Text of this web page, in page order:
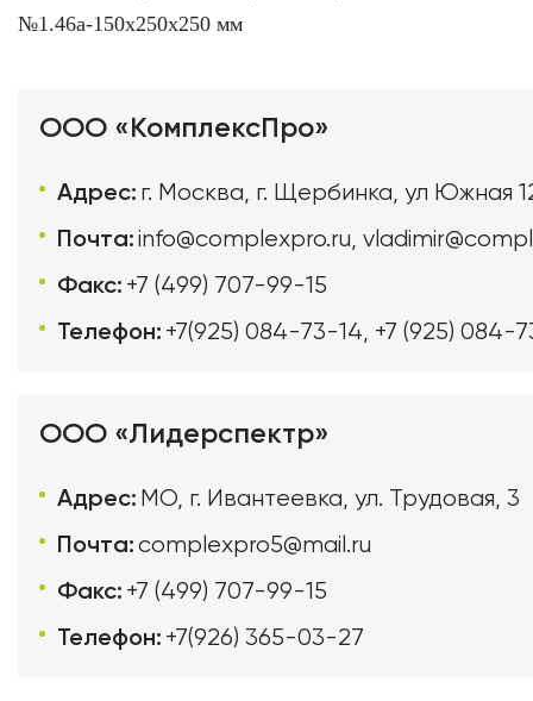
№1.46а-150х250х250 мм
ООО «КомплексПро»
Адрес: г. Москва, г. Щербинка, ул Южная
Почта:info@complexpro.ru,
Факс: +7 (499) 707-99-15
Телефон: +7(925) 084-73-14, +7 (925) 084-
ООО «Лидерспектр»
Адрес: МО, г. Ивантеевка, ул. Трудовая, 3
Почта:complexpro5@mail.ru
Факс: +7 (499) 707-99-15
Телефон: +7(926) 365-03-27